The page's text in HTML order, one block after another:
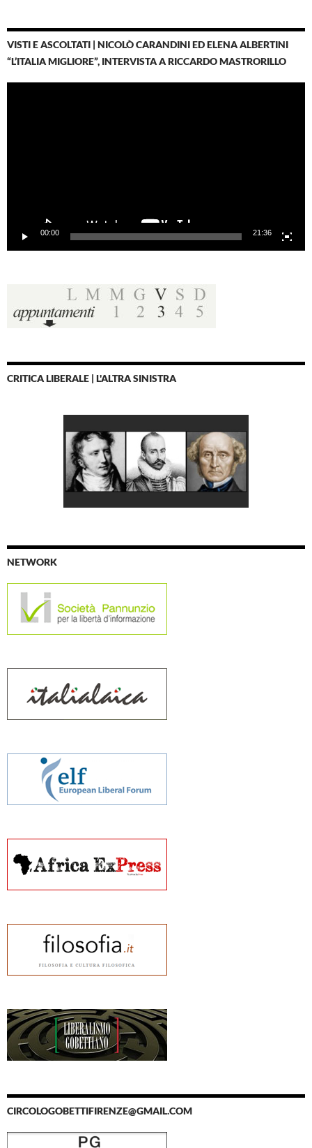
VISTI E ASCOLTATI | NICOLÒ CARANDINI ED ELENA ALBERTINI
“L’ITALIA MIGLIORE”, INTERVISTA A RICCARDO MASTRORILLO
00:00 21:36
CRITICA LIBERALE | L'ALTRA SINISTRA
NETWORK
CIRCOLOGOBETTIFIRENZE@GMAIL.COM